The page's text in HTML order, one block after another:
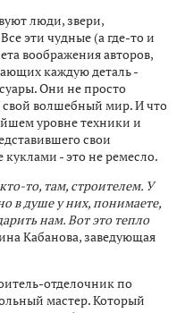
люди, звери,
эти чудные (а где-то и
воображения авторов,
каждую деталь -
Они не просто
свой волшебный мир. И что
уровне техники и
свои
- это не ремесло.
то, там, строителем. У
в душе у них, понимаете,
нам. Вот это тепло
Кабанова, заведующая
отделочник по
мастер. Который